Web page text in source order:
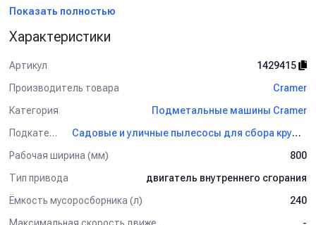
практичных для работы на открытом воздухе. Простой в
эксплуатации уличный пылесос толкаемого типа
(несамоходный) с двумя направляющими поворотными
колёсами спереди и двумя высококачественными
пневмоколёсами сзади.
Характерные преимущества:
стекла и древесных отходов.
- Огромный мусоросборник (240 л) с вентиляционными
- 8-ми ступенчатая регулировка высоты всасывающего сопла
с ручкой непосредственно на руле управления.
- Высококачественные пневматические колёса для гладкого
Показать полностью
Характеристики
Артикул
1429415
Производитель товара
Cramer
Категория
Подметальные машины Cramer
Подкатегория
Садовые и уличные пылесосы для сбора крупного мусора Cramer
Рабочая ширина (мм)
800
Тип привода
двигатель внутреннего сгорания
Ёмкость мусоросборника (л)
240
Максимальная скорость движения (км/ч)